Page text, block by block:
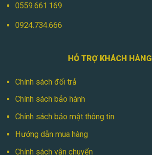
0559.661.169
0924.734.666
HỖ TRỢ KHÁCH HÀNG
Chính sách đổi trả
Chính sách bảo hành
Chính sách bảo mật thông tin
Hướng dẫn mua hàng
Chính sách vận chuyển